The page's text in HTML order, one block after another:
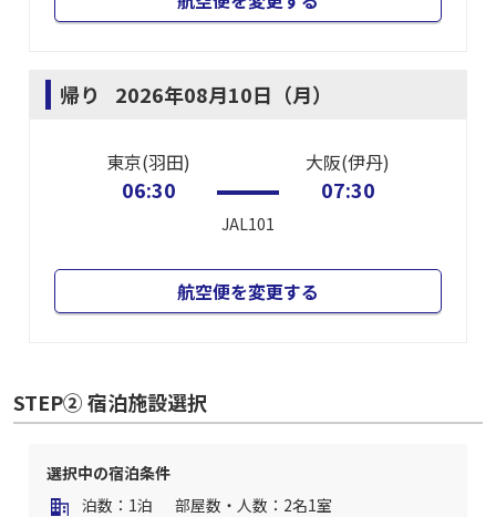
帰り 2026年08月10日（月）
東京(羽田)
06:30
JAL101
大阪(伊丹)
07:30
航空便を変更する
STEP② 宿泊施設選択
選択中の宿泊条件
泊数：1泊
部屋数・人数：2名1室